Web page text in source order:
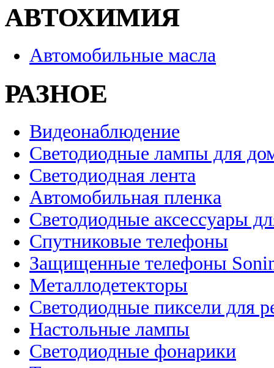
АВТОХИМИЯ
Автомобильные масла
РАЗНОЕ
Видеонаблюдение
Светодиодные лампы для
Светодиодная лента
Автомобильная пленка
Светодиодные аксессуары
Спутниковые телефоны
Защищенные телефоны
Металлодетекторы
Светодиодные пиксели для
Настольные лампы
Светодиодные фонарики